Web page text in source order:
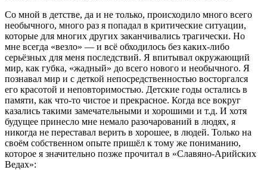
Со мной в детстве, да и не только, происходило много всего
необычного, много раз я попадал в критические ситуации,
которые для многих других заканчивались трагически. Но
мне всегда «везло» — и всё обходилось без каких-либо
серьёзных для меня последствий. Я впитывал окружающий
мир, как губка, «жадный» до всего нового и необычного. Я
познавал мир и с деткой непосредственностью восторгался
его красотой и неповторимостью. Детские годы остались в
памяти, как что-то чистое и прекрасное. Когда все вокруг
казались такими замечательными и хорошими и т.д. И хотя
будущее принесло мне немало разочарований в людях, я
никогда не переставал верить в хорошее, в людей. Только на
своём собственном опыте пришёл к тому же пониманию,
которое я значительно позже прочитал в «Славяно-Арийских
Ведах»: